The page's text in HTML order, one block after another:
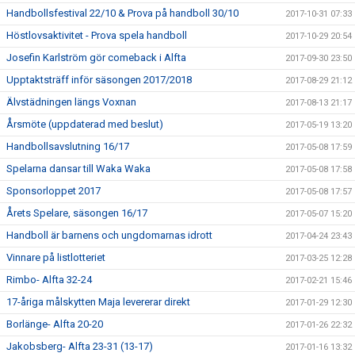
Handbollsfestival 22/10 & Prova på handboll 30/10 2017-10-31 07:33
Höstlovsaktivitet - Prova spela handboll 2017-10-29 20:54
Josefin Karlström gör comeback i Alfta 2017-09-30 23:50
Upptaktsträff inför säsongen 2017/2018 2017-08-29 21:12
Älvstädningen längs Voxnan 2017-08-13 21:17
Årsmöte (uppdaterad med beslut) 2017-05-19 13:20
Handbollsavslutning 16/17 2017-05-08 17:59
Spelarna dansar till Waka Waka 2017-05-08 17:58
Sponsorloppet 2017 2017-05-08 17:57
Årets Spelare, säsongen 16/17 2017-05-07 15:20
Handboll är barnens och ungdomarnas idrott 2017-04-24 23:43
Vinnare på listlotteriet 2017-03-25 12:28
Rimbo- Alfta 32-24 2017-02-21 15:46
17-åriga målskytten Maja levererar direkt 2017-01-29 12:30
Borlänge- Alfta 20-20 2017-01-26 22:32
Jakobsberg- Alfta 23-31 (13-17) 2017-01-16 13:32